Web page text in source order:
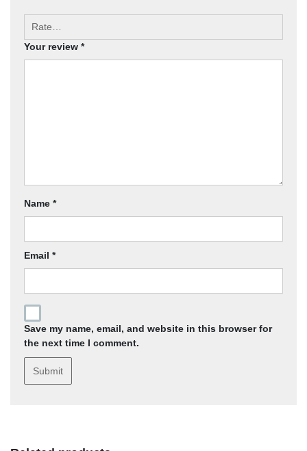
Your review *
Name *
Email *
Save my name, email, and website in this browser for
the next time I comment.